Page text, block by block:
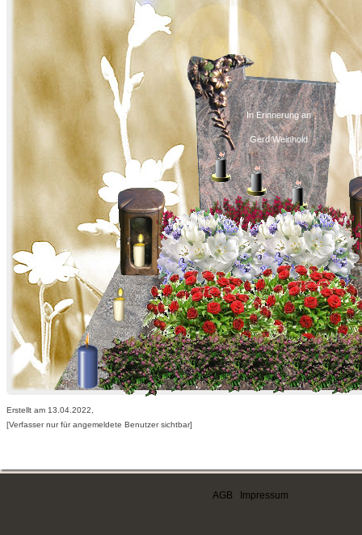
In Erinnerung an
Gerd Weinhold
Erstellt am 13.04.2022,
[Verfasser nur für angemeldete Benutzer sichtbar]
AGB Impressum